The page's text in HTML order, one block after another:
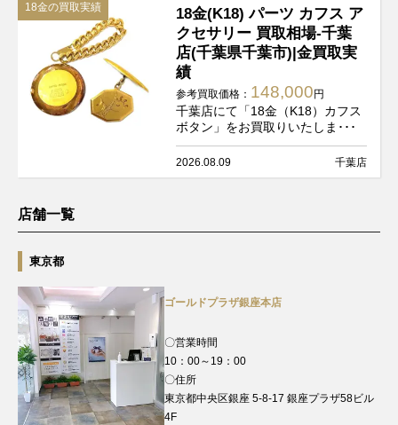
18金の買取実績
18金(K18) パーツ カフス ア
クセサリー 買取相場-千葉
店(千葉県千葉市)|金買取実
績
参考買取価格： 148,000 円
千葉店にて「18金（K18）カフス
ボタン」をお買取りいたしま･･･
2026.08.09 千葉店
店舗一覧
東京都
ゴールドプラザ銀座本店
〇営業時間
10：00～19：00
〇住所
東京都中央区銀座 5-8-17 銀座プラザ58ビル
4F